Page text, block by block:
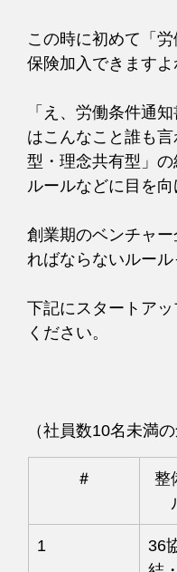
この時に初めて「
保険加入できます
「え、労働条件通
はこんなこと誰も
型・理念共有型」
ルールなどに目を
創業期のベンチャ
ればならないルー
下記にスタートア
ください。
（社員数10名未満
＃
整
1
36